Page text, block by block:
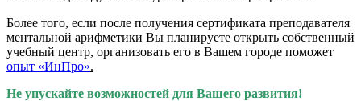
Более того, если после получения сертификата преподавателя
ментальной арифметики Вы планируете открыть собственный
учебный центр, организовать его в Вашем городе поможет
опыт «ИнПро».
Не упускайте возможностей для Вашего развития!